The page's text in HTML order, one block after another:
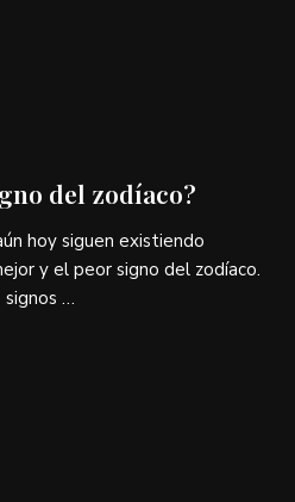
del zodíaco?
hoy siguen existiendo
y el peor signo del zodíaco.
…